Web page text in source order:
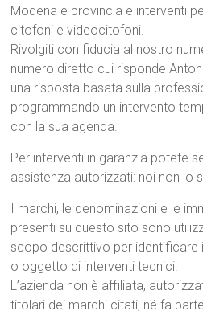
Modena e provincia e interventi
citofoni e videocitofoni.
Rivolgiti con fiducia al nostro
numero diretto cui risponde
una risposta basata sulla
programmando un intervento
con la sua agenda.
Per interventi in garanzia potete
assistenza autorizzati: noi non lo
I marchi, le denominazioni e le
presenti su questo sito sono
scopo descrittivo per identificare
o oggetto di interventi tecnici.
L’azienda non è affiliata,
titolari dei marchi citati, né fa